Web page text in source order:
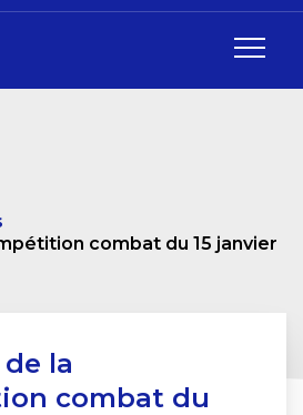
combat du 15 janvier
la
combat du